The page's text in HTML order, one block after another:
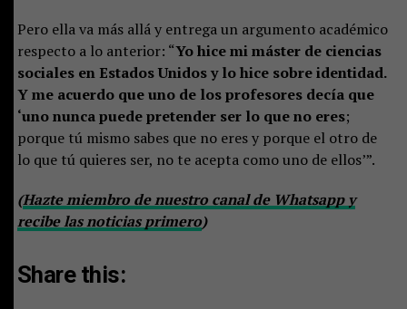
Pero ella va más allá y entrega un argumento académico
respecto a lo anterior: “Yo hice mi máster de ciencias
sociales en Estados Unidos y lo hice sobre identidad.
Y me acuerdo que uno de los profesores decía que
‘uno nunca puede pretender ser lo que no eres;
porque tú mismo sabes que no eres y porque el otro de
lo que tú quieres ser, no te acepta como uno de ellos’”.
(Hazte miembro de nuestro canal de Whatsapp y
recibe las noticias primero)
Share this: